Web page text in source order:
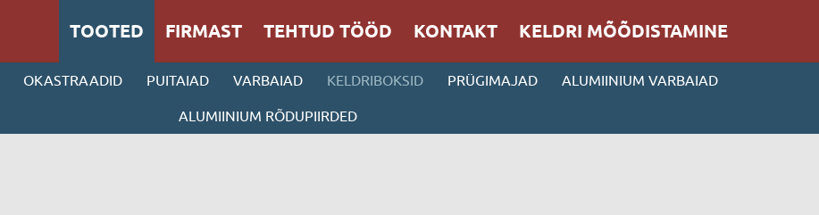
TOOTED FIRMAST TEHTUD TÖÖD KONTAKT KELDRI MÕÕDISTAMINE
OKASTRAADID PUITAIAD VARBAIAD KELDRIBOKSID PRÜGIMAJAD ALUMIINIUM VARBAIAD
ALUMIINIUM RÕDUPIIRDED